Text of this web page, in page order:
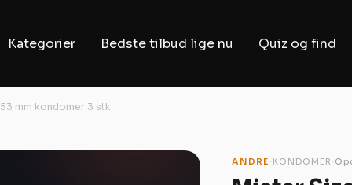
Kategorier Bedste tilbud lige nu Quiz og find
mm kondomer 3 stk
ANDRE · KONDOMER ·